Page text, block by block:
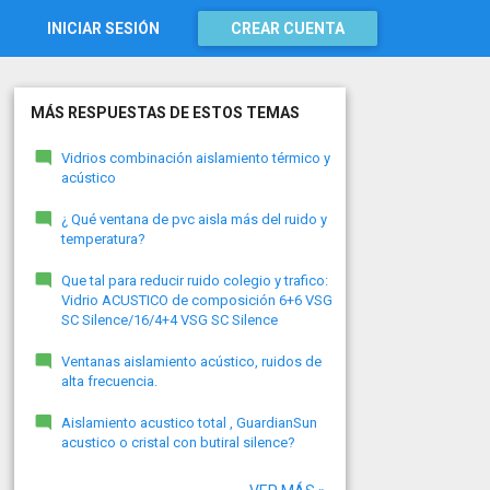
INICIAR SESIÓN CREAR CUENTA
MÁS RESPUESTAS DE ESTOS TEMAS
Vidrios combinación aislamiento térmico y
acústico
¿ Qué ventana de pvc aisla más del ruido y
temperatura?
Que tal para reducir ruido colegio y trafico:
Vidrio ACUSTICO de composición 6+6 VSG
SC Silence/16/4+4 VSG SC Silence
Ventanas aislamiento acústico, ruidos de
alta frecuencia.
Aislamiento acustico total , GuardianSun
acustico o cristal con butiral silence?